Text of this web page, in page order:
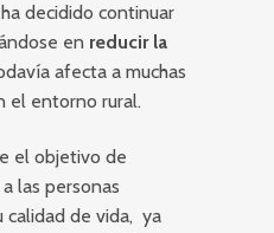
decidido continuar
en reducir la
afecta a muchas
el entorno rural.
el objetivo de
las personas
calidad de vida, ya